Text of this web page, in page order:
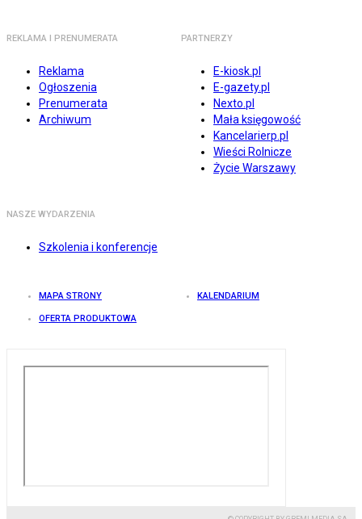
REKLAMA I PRENUMERATA
Reklama
Ogłoszenia
Prenumerata
Archiwum
PARTNERZY
E-kiosk.pl
E-gazety.pl
Nexto.pl
Mała księgowość
Kancelarierp.pl
Wieści Rolnicze
Życie Warszawy
NASZE WYDARZENIA
Szkolenia i konferencje
MAPA STRONY KALENDARIUM
OFERTA PRODUKTOWA